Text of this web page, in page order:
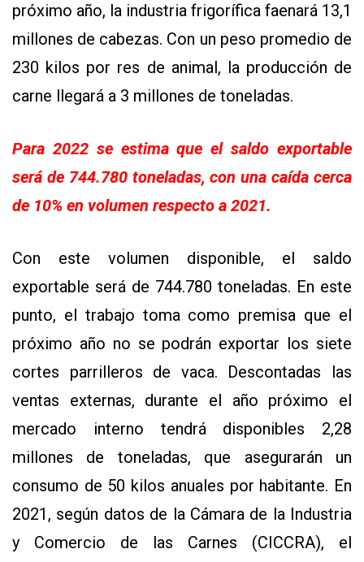
próximo año, la industria frigorífica faenará 13,1
millones de cabezas. Con un peso promedio de
230 kilos por res de animal, la producción de
carne llegará a 3 millones de toneladas.
Para 2022 se estima que el saldo exportable
será de 744.780 toneladas, con una caída cerca
de 10% en volumen respecto a 2021.
Con este volumen disponible, el saldo
exportable será de 744.780 toneladas. En este
punto, el trabajo toma como premisa que el
próximo año no se podrán exportar los siete
cortes parrilleros de vaca. Descontadas las
ventas externas, durante el año próximo el
mercado interno tendrá disponibles 2,28
millones de toneladas, que asegurarán un
consumo de 50 kilos anuales por habitante. En
2021, según datos de la Cámara de la Industria
y Comercio de las Carnes (CICCRA), el